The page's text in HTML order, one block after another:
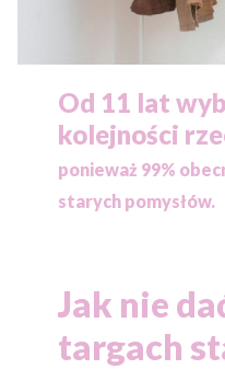
Od 11 lat
kolejności
ponieważ 99%
starych pomysłów.
Jak nie
targach